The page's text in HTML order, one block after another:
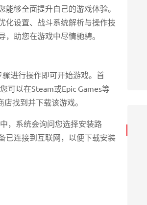
够全面提升自己的游戏体验。
化设置、战斗系统解析与操作技
助您在游戏中尽情驰骋。
进行操作即可开始游戏。首
可以在Steam或Epic Games等
找到并下载该游戏。
，系统会询问您选择安装路
已连接到互联网，以便下载安装